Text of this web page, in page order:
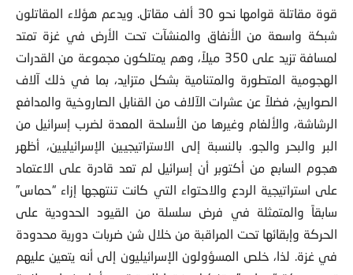
قوة مقاتلة قوامها نحو 30 ألف مقاتل. ويدعم هؤلاء المقاتلون
شبكة واسعة من الأنفاق والمنشآت تحت الأرض في غزة تمتد
لمسافة تزيد على 350 ميلاً، وهم يمتلكون مجموعة من القدرات
الهجومية المتطورة والمتنامية بشكل متزايد، بما في ذلك آلاف
الصواريخ، فضلاً عن عشرات الآلاف من القنابل الصاروخية والمدافع
الرشاشة، والألغام وغيرها من الأسلحة المعدة لضرب إسرائيل من
البر والبحر والجو. بالنسبة إلى الاستراتيجيين الإسرائيليين، أظهر
هجوم السابع من أكتوبر أن إسرائيل لم تعد قادرة على الاعتماد
على استراتيجية الردع والاحتواء التي كانت تنتهجها إزاء “حماس”
سابقاً والمتمثلة في فرض سلسلة من القيود الحدودية على
الحركة وإبقائها تحت المراقبة من خلال شن ضربات دورية محدودة
في غزة. لذا، خلص المسؤولون الإسرائيليون إلى أنه يتعين عليهم